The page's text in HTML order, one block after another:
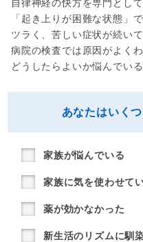
自律神経の快方を専門とし
「起き上りが困難な状態」
ツラく、苦しい症状が続い
病院の検査では原因がよく
どうしたらよいか悩んでい
あなたはいく
家族が悩んでいる
家族に気を使わせて
薬が効かなかった
新生活のリズムに馴